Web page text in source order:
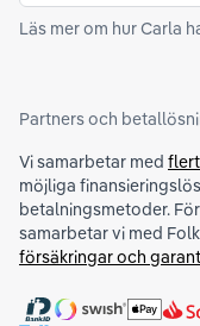
Läs mer om hur Carla
Partners och
Vi samarbetar med
möjliga
betalningsmetoder.
samarbetar vi med
försäkringar och